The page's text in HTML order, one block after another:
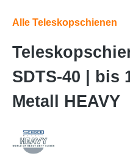
Alle Teleskopschienen
SDTS-40 | bis
Metall HEAVY